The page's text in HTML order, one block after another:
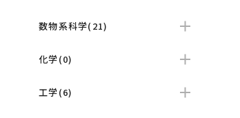
数物系科学(21)
化学(0)
工学(6)